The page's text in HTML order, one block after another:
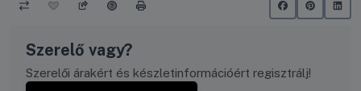
Szerelő vagy?
Szerelői árakért és készletinformációért regisztrálj!